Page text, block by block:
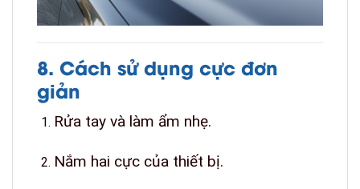
8. Cách sử dụng cực đơn
giản
Rửa tay và làm ẩm nhẹ.
Nắm hai cực của thiết bị.